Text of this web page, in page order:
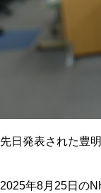
先日発表された豊
2025年8月25日の